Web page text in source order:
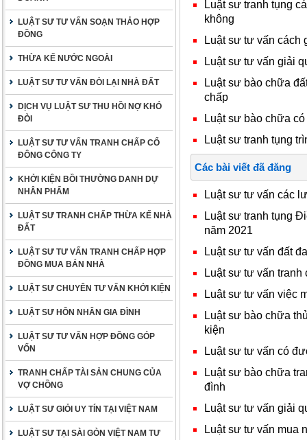
LUẬT SƯ TƯ VẤN SOẠN THẢO HỢP
ĐỒNG
THỪA KẾ NƯỚC NGOÀI
LUẬT SƯ TƯ VẤN ĐÒI LẠI NHÀ ĐẤT
DỊCH VỤ LUẬT SƯ THU HỒI NỢ KHÓ
ĐÒI
LUẬT SƯ TƯ VẤN TRANH CHẤP CỔ
ĐÔNG CÔNG TY
KHỞI KIỆN BỒI THƯỜNG DANH DỰ
NHÂN PHẨM
LUẬT SƯ TRANH CHẤP THỪA KẾ NHÀ
ĐẤT
LUẬT SƯ TƯ VẤN TRANH CHẤP HỢP
ĐỒNG MUA BÁN NHÀ
LUẬT SƯ CHUYÊN TƯ VẤN KHỞI KIỆN
LUẬT SƯ HÔN NHÂN GIA ĐÌNH
LUẬT SƯ TƯ VẤN HỢP ĐỒNG GÓP
VỐN
TRANH CHẤP TÀI SẢN CHUNG CỦA
VỢ CHỒNG
LUẬT SƯ GIỎI UY TÍN TẠI VIỆT NAM
LUẬT SƯ TẠI SÀI GÒN VIỆT NAM TƯ
Luật sư tranh tụng
không
Luật sư tư vấn cách
Luật sư tư vấn giải
Luật sư bào chữa
chấp
Luật sư bào chữa
Luật sư tranh tụng
Các bài viết đã đăng
Luật sư tư vấn các
Luật sư tranh tụng
năm 2021
Luật sư tư vấn đất
Luật sư tư vấn tranh
Luật sư tư vấn việc
Luật sư bào chữa
kiện
Luật sư tư vấn có
Luật sư bào chữa
đình
Luật sư tư vấn giải
Luật sư tư vấn mua